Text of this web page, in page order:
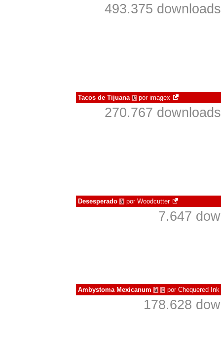
493.375
Tacos de Tijuana € por imagex
270.767
Desesperado à por Woodcutter
7.647
Ambystoma Mexicanum à € por Chequered Ink
178.628